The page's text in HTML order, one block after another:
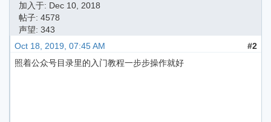
加入于: Dec 10, 2018
帖子: 4578
声望: 343
Oct 18, 2019, 07:45 AM
#2
照着公众号目录里的入门教程一步步操作就好